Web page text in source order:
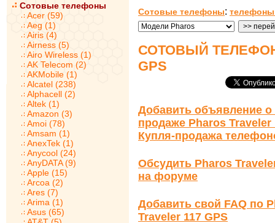
Сотовые телефоны
Acer (59)
Aeg (1)
Airis (4)
Airness (5)
Airo Wireless (1)
AK Telecom (2)
AKMobile (1)
Alcatel (238)
Alphacell (2)
Altek (1)
Amazon (3)
Amoi (78)
Amsam (1)
AnexTek (1)
Anycool (24)
AnyDATA (9)
Apple (15)
Arcoa (2)
Ares (7)
Arima (1)
Asus (65)
Сотовые телефоны: телефоны
СОТОВЫЙ ТЕЛЕФОН
GPS
Добавить объявление о
продаже Pharos Traveler
Купля-продажа
Обсудить Pharos
на форуме
Добавить свой FAQ по
Traveler 117 GPS